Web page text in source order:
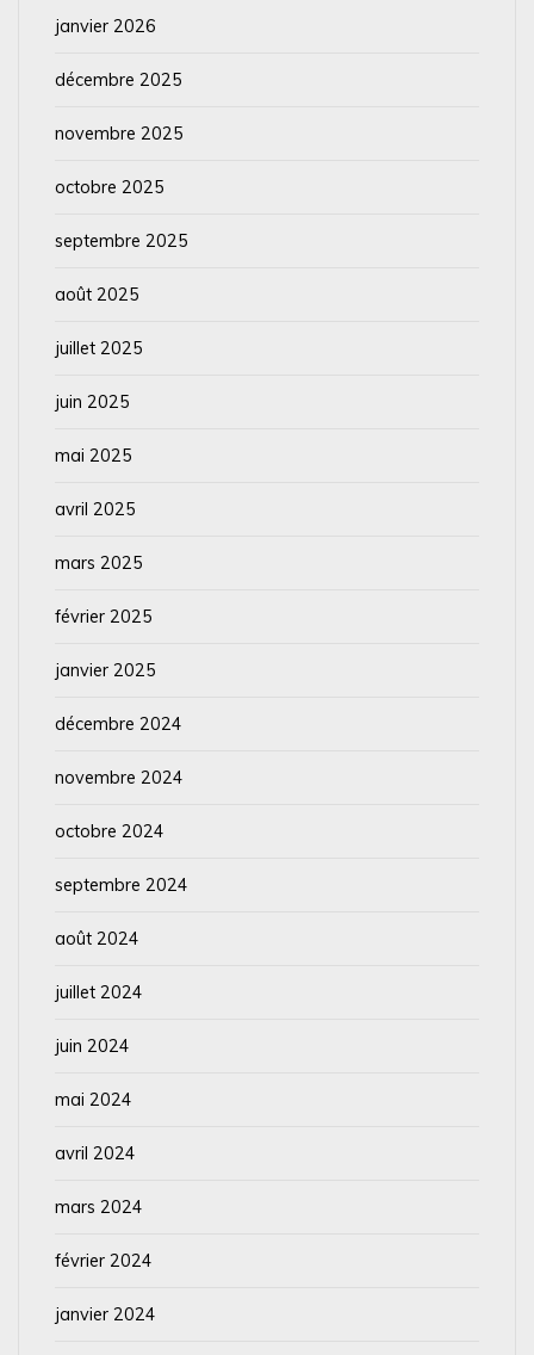
janvier 2026
décembre 2025
novembre 2025
octobre 2025
septembre 2025
août 2025
juillet 2025
juin 2025
mai 2025
avril 2025
mars 2025
février 2025
janvier 2025
décembre 2024
novembre 2024
octobre 2024
septembre 2024
août 2024
juillet 2024
juin 2024
mai 2024
avril 2024
mars 2024
février 2024
janvier 2024